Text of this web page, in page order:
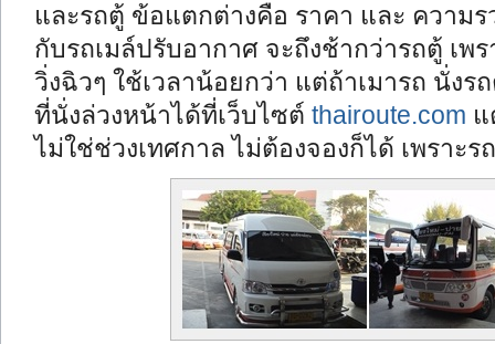
และรถตู้ ข้อแตกต่างคือ ราคา และ ความร
กับรถเมล์ปรับอากาศ จะถึงช้ากว่ารถตู้ เพ
วิ่งฉิวๆ ใช้เวลาน้อยกว่า แต่ถ้าเมารถ นั่งร
ที่นั่งล่วงหน้าได้ที่เว็บไซต์ thairoute.com แ
ไม่ใช่ช่วงเทศกาล ไม่ต้องจองก็ได้ เพราะ